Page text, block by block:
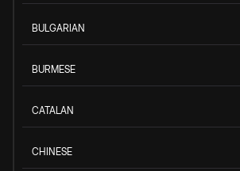
BULGARIAN
BURMESE
CATALAN
CHINESE